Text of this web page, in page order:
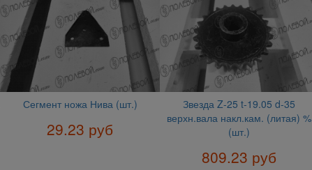
Сегмент ножа Нива (шт.)
29.23 руб
Звезда Z-25 t-19.05 d-35
верхн.вала накл.кам. (литая) %
(шт.)
809.23 руб